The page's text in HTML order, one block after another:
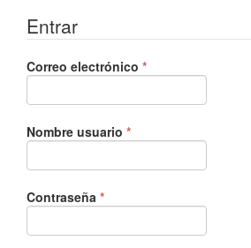
Entrar
Correo electrónico *Obligatorio
Nombre usuario *Obligatorio
Contraseña *Obligatorio